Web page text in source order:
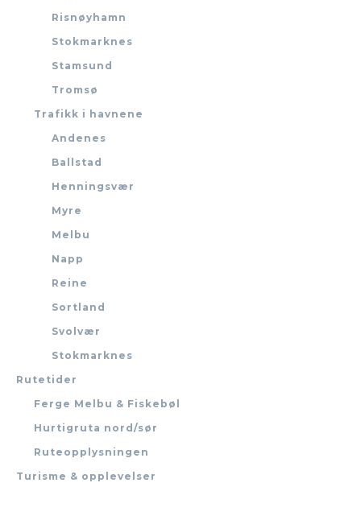
Risnøyhamn
Stokmarknes
Stamsund
Tromsø
Trafikk i havnene
Andenes
Ballstad
Henningsvær
Myre
Melbu
Napp
Reine
Sortland
Svolvær
Stokmarknes
Rutetider
Ferge Melbu & Fiskebøl
Hurtigruta nord/sør
Ruteopplysningen
Turisme & opplevelser